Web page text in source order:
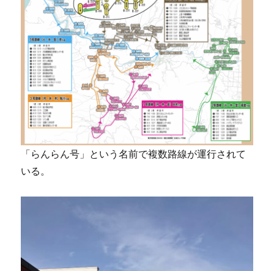
「らんらん号」という名前で複数路線が運行されて
いる。